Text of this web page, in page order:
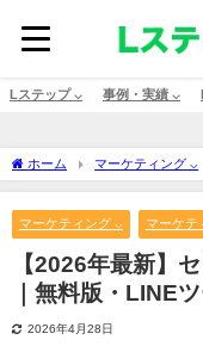
Lステップ ⌵ 事例・実績 ⌵
ホーム マーケティング ⌵
｜無料版・LINEツールも紹介
マーケティング ⌵ マーケテ
【2026年最新】
｜無料版・LINE
2026年4月28日